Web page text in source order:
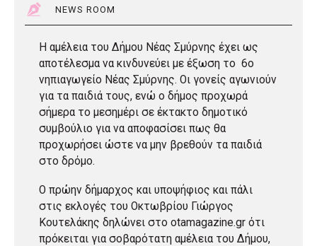
NEWS ROOM
Η αμέλεια του Δήμου Νέας Σμύρνης έχει ως
αποτέλεσμα να κινδυνεύει με έξωση το 6ο
νηπιαγωγείο Νέας Σμύρνης. Οι γονείς αγωνιούν
για τα παιδιά τους, ενώ ο δήμος προχωρά
σήμερα το μεσημέρι σε έκτακτο δημοτικό
συμβούλιο για να αποφασίσει πως θα
προχωρήσει ώστε να μην βρεθούν τα παιδιά
στο δρόμο.
Ο πρώην δήμαρχος και υποψήφιος και πάλι
στις εκλογές του Οκτωβρίου Γιώργος
Κουτελάκης δηλώνει στο otamagazine.gr ότι
πρόκειται για σοβαρότατη αμέλεια του Δήμου,